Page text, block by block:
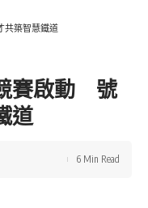
共築智慧鐵道
賽啟動 號
道
6 Min Read